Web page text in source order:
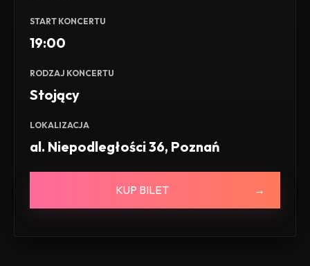
START KONCERTU
19:00
RODZAJ KONCERTU
Stojący
LOKALIZACJA
al. Niepodległości 36, Poznań
KUP BILET